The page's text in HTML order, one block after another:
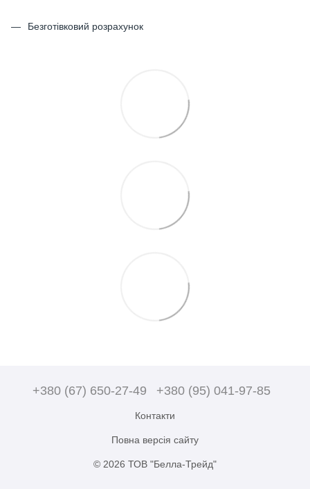
Безготівковий розрахунок
+380 (67) 650-27-49 +380 (95) 041-97-85
Контакти
Повна версія сайту
© 2026 ТОВ "Белла-Трейд"